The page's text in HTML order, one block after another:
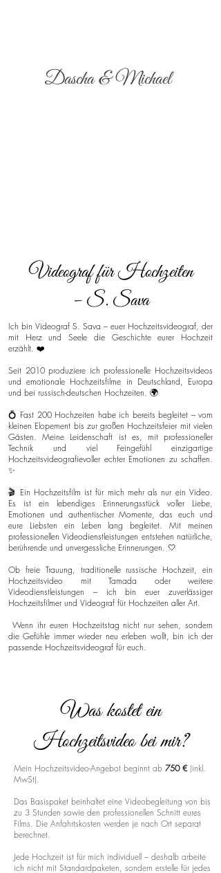
Dascha & Michael
Videograf für Hochzeiten
– S. Sava
Ich bin Videograf S. Sava – euer Hochzeitsvideograf, der
mit Herz und Seele die Geschichte eurer Hochzeit
erzählt. ❤️
Seit 2010 produziere ich professionelle Hochzeitsvideos
und emotionale Hochzeitsfilme in Deutschland, Europa
und bei russisch-deutschen Hochzeiten. 🌍
💍 Fast 200 Hochzeiten habe ich bereits begleitet – vom
kleinen Elopement bis zur großen Hochzeitsfeier mit vielen
Gästen. Meine Leidenschaft ist es, mit professioneller
Technik und viel Feingefühl einzigartige
Hochzeitsvideografievoller echter Emotionen zu schaffen.
✨
🎬 Ein Hochzeitsfilm ist für mich mehr als nur ein Video.
Es ist ein lebendiges Erinnerungsstück voller Liebe,
Emotionen und authentischer Momente, das euch und
eure Liebsten ein Leben lang begleitet. Mit meinen
professionellen Videodienstleistungen entstehen natürliche,
berührende und unvergessliche Erinnerungen. 🤍
Ob freie Trauung, traditionelle russische Hochzeit, ein
Hochzeitsvideo mit Tamada oder weitere
Videodienstleistungen – ich bin euer zuverlässiger
Hochzeitsfilmer und Videograf für Hochzeiten aller Art.
Wenn ihr euren Hochzeitstag nicht nur sehen, sondern
die Gefühle immer wieder neu erleben wollt, bin ich der
passende Hochzeitsvideograf für euch.
Was kostet ein
Hochzeitsvideo bei mir?
Mein Hochzeitsvideo-Angebot beginnt ab 750 € (inkl.
MwSt).
Das Basispaket beinhaltet eine Videobegleitung von bis
zu 3 Stunden sowie den professionellen Schnitt eures
Films. Die Anfahrtskosten werden je nach Ort separat
berechnet.
Jede Hochzeit ist für mich individuell – deshalb arbeite
ich nicht mit Standardpaketen, sondern erstelle für jedes